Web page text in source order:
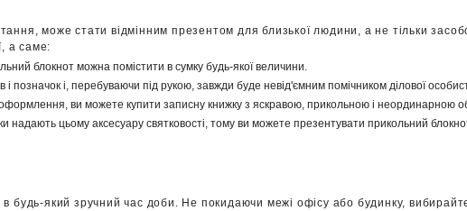
може стати відмінним презентом для близької людини, а не тільки
а саме:
блокнот можна помістити в сумку будь-якої величини.
і позначок і, перебуваючи під рукою, завжди буде невід'ємним помічником ділової
оформлення, ви можете купити записну книжку з яскравою, прикольною і неординарною
надають цьому аксесуару святковості, тому ви можете презентувати прикольний
будь-який зручний час доби. Не покидаючи межі офісу або будинку, вибирайте